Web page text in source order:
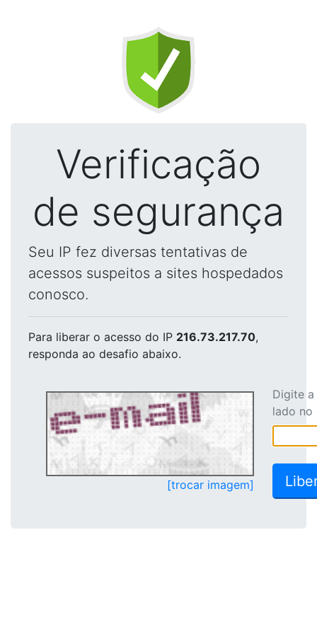
Verificação
de segurança
Seu IP fez diversas tentativas de
acessos suspeitos a sites hospedados
conosco.
Para liberar o acesso do IP 216.73.217.70,
responda ao desafio abaixo.
[trocar imagem]
Digite
lado no